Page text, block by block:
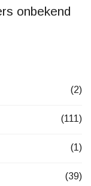
onbekend
(2)
(111)
(1)
(39)